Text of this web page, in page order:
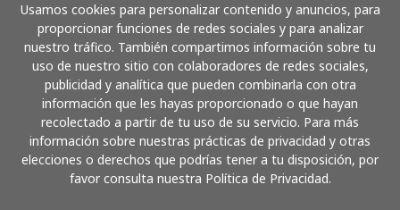
Usamos cookies para personalizar contenido y anuncios, para
proporcionar funciones de redes sociales y para analizar
nuestro tráfico. También compartimos información sobre tu
uso de nuestro sitio con colaboradores de redes sociales,
publicidad y analítica que pueden combinarla con otra
información que les hayas proporcionado o que hayan
recolectado a partir de tu uso de su servicio. Para más
información sobre nuestras prácticas de privacidad y otras
elecciones o derechos que podrías tener a tu disposición, por
favor consulta nuestra Política de Privacidad.
Cómo funciona
Paga con